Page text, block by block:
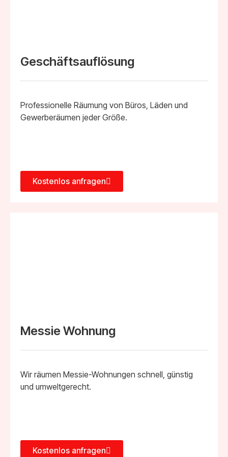
Geschäftsauflösung
Professionelle Räumung von Büros, Läden und
Gewerberäumen jeder Größe.
Kostenlos anfragen
Messie Wohnung
Wir räumen Messie-Wohnungen schnell, günstig
und umweltgerecht.
Kostenlos anfragen